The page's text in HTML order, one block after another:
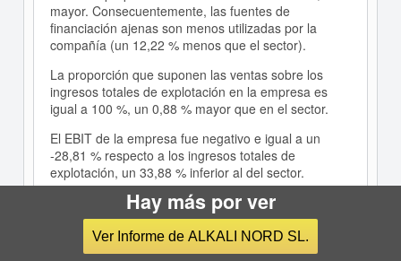
mayor. Consecuentemente, las fuentes de
financiación ajenas son menos utilizadas por la
compañía (un 12,22 % menos que el sector).
La proporción que suponen las ventas sobre los
ingresos totales de explotación en la empresa es
igual a 100 %, un 0,88 % mayor que en el sector.
El EBIT de la empresa fue negativo e igual a un
-28,81 % respecto a los ingresos totales de
explotación, un 33,88 % inferior al del sector.
La capacidad de la empresa para generar beneficios
de explotación es inferior a la del sector ya que su
ratio EBIT/Ventas es menor (-0,29 frente a 0,05).
Hay más por ver
Ver Informe de ALKALI NORD SL.